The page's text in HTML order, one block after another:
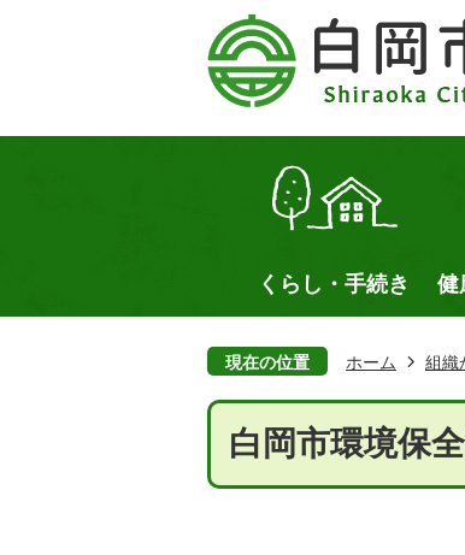
くらし・手続き 健
現在の位置 ホーム 組織
白岡市環境保